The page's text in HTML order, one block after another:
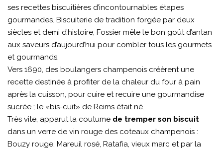
ses recettes biscuitières d’incontournables étapes
gourmandes. Biscuiterie de tradition forgée par deux
siècles et demi d’histoire, Fossier mêle le bon goût d’antan
aux saveurs d’aujourd’hui pour combler tous les gourmets
et gourmands.
Vers 1690, des boulangers champenois créèrent une
recette destinée à profiter de la chaleur du four à pain
après la cuisson, pour cuire et recuire une gourmandise
sucrée ; le «bis-cuit» de Reims était né.
Très vite, apparut la coutume de tremper son biscuit
dans un verre de vin rouge des coteaux champenois :
Bouzy rouge, Mareuil rosé, Ratafia, vieux marc et par la